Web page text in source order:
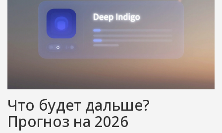
Что будет дальше?
Прогноз на 2026